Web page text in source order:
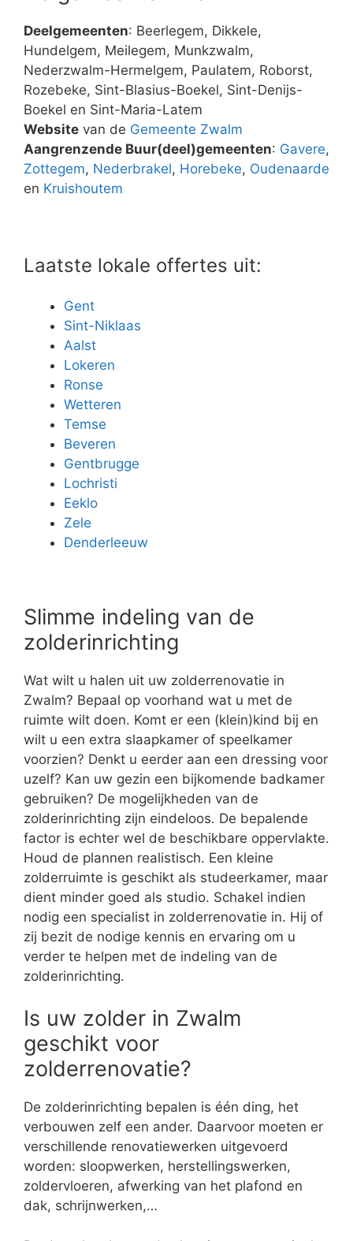
Deelgemeenten: Beerlegem, Dikkele,
Hundelgem, Meilegem, Munkzwalm,
Nederzwalm-Hermelgem, Paulatem, Roborst,
Rozebeke, Sint-Blasius-Boekel, Sint-Denijs-
Boekel en Sint-Maria-Latem
Website van de Gemeente Zwalm
Aangrenzende Buur(deel)gemeenten: Gavere,
Zottegem, Nederbrakel, Horebeke, Oudenaarde
en Kruishoutem
Laatste lokale offertes uit:
Gent
Sint-Niklaas
Aalst
Lokeren
Ronse
Wetteren
Temse
Beveren
Gentbrugge
Lochristi
Eeklo
Zele
Denderleeuw
Slimme indeling van de
zolderinrichting
Wat wilt u halen uit uw zolderrenovatie in
Zwalm? Bepaal op voorhand wat u met de
ruimte wilt doen. Komt er een (klein)kind bij en
wilt u een extra slaapkamer of speelkamer
voorzien? Denkt u eerder aan een dressing voor
uzelf? Kan uw gezin een bijkomende badkamer
gebruiken? De mogelijkheden van de
zolderinrichting zijn eindeloos. De bepalende
factor is echter wel de beschikbare oppervlakte.
Houd de plannen realistisch. Een kleine
zolderruimte is geschikt als studeerkamer, maar
dient minder goed als studio. Schakel indien
nodig een specialist in zolderrenovatie in. Hij of
zij bezit de nodige kennis en ervaring om u
verder te helpen met de indeling van de
zolderinrichting.
Is uw zolder in Zwalm
geschikt voor
zolderrenovatie?
De zolderinrichting bepalen is één ding, het
verbouwen zelf een ander. Daarvoor moeten er
verschillende renovatiewerken uitgevoerd
worden: sloopwerken, herstellingswerken,
zoldervloeren, afwerking van het plafond en
dak, schrijnwerken,…